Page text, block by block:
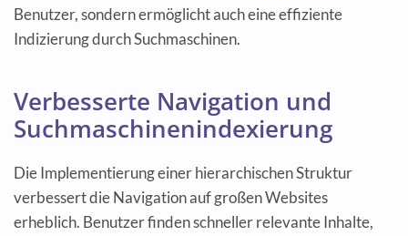
Benutzer, sondern ermöglicht auch eine effiziente
Indizierung durch Suchmaschinen.
Verbesserte Navigation und
Suchmaschinenindexierung
Die Implementierung einer hierarchischen Struktur
verbessert die Navigation auf großen Websites
erheblich. Benutzer finden schneller relevante Inhalte,